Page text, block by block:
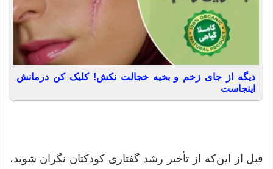
دیگه از جای زخم و بخیه خجالت نکش! کلیک کن درمانش
اینجاست
قبل از این‌که از تأخیر رشد گفتاری کودکتان نگران شوید،